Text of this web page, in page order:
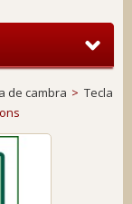
de cambra > Tecla